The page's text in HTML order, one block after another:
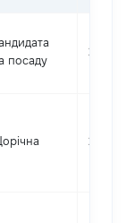
посаду
2023
2023